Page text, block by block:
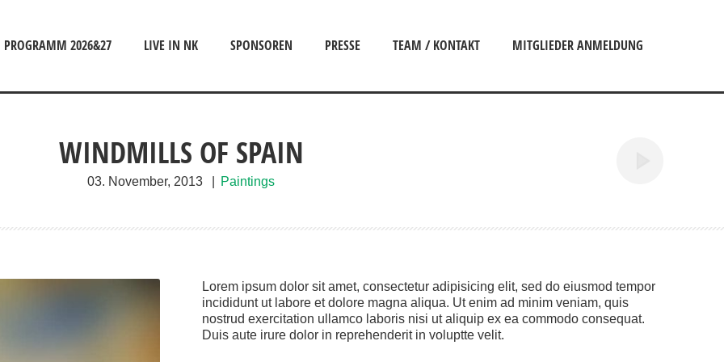
PROGRAMM 2026&27 LIVE IN NK SPONSOREN PRESSE TEAM / KONTAKT MITGLIEDER ANMELDUNG
WINDMILLS OF SPAIN
03. November, 2013 Paintings
Lorem ipsum dolor sit amet, consectetur adipisicing elit, sed do eiusmod tempor
incididunt ut labore et dolore magna aliqua. Ut enim ad minim veniam, quis
nostrud exercitation ullamco laboris nisi ut aliquip ex ea commodo consequat.
Duis aute irure dolor in reprehenderit in voluptte velit.